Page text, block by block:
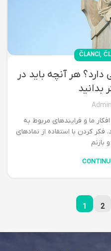
ČLANCI,
هر آنچه باید در
بدانید
Admin
ما و فرایندهای مربوط به
کردن با استفاده از نمادهای
1 2